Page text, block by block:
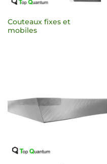
Couteaux fixes et
mobiles